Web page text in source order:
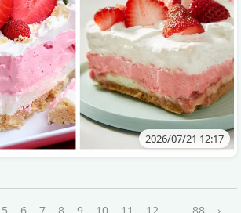
2026/07/21 12:17